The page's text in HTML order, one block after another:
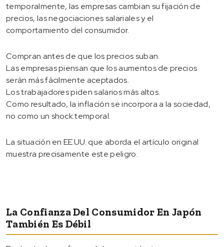
temporalmente, las empresas cambian su fijación de
precios, las negociaciones salariales y el
comportamiento del consumidor.
Compran antes de que los precios suban.
Las empresas piensan que los aumentos de precios
serán más fácilmente aceptados.
Los trabajadores piden salarios más altos.
Como resultado, la inflación se incorpora a la sociedad,
no como un shock temporal.
La situación en EE.UU. que aborda el artículo original
muestra precisamente este peligro.
La Confianza Del Consumidor En Japón
También Es Débil